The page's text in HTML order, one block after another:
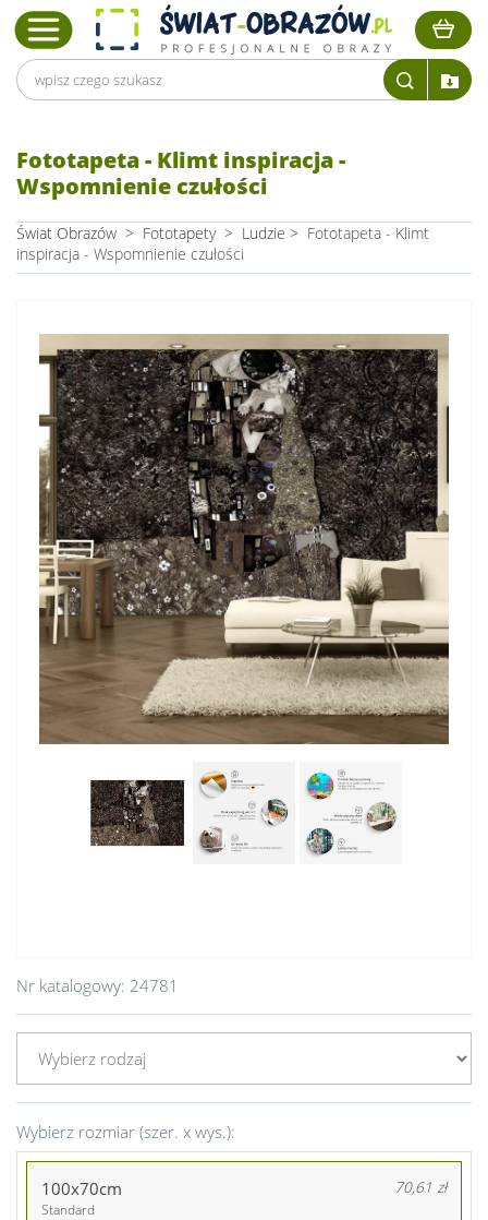
Fototapeta - Klimt inspiracja -
Wspomnienie czułości
Świat Obrazów > Fototapety > Ludzie > Fototapeta - Klimt
inspiracja - Wspomnienie czułości
Nr katalogowy: 24781
Wybierz rozmiar (szer. x wys.):
100x70cm 70,61 zł
Standard